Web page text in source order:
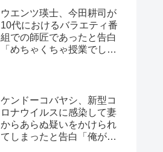
ウエンツ瑛士、今田耕司が
10代におけるバラエティ番
組での師匠であったと告白
「めちゃくちゃ授業でし
ケンドーコバヤシ、新型コ
ロナウイルスに感染して妻
からあらぬ疑いをかけられ
てしまったと告白「俺がホ